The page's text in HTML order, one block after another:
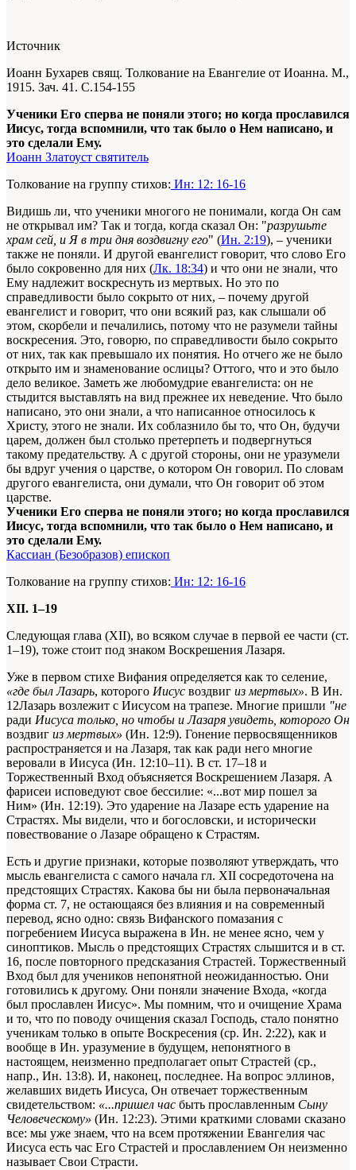
Источник
Иоанн Бухарев свящ. Толкование на Евангелие от Иоанна. М.,
1915. Зач. 41. С.154-155
Ученики Его сперва не поняли этого; но когда прославился
Иисус, тогда вспомнили, что так было о Нем написано, и
это сделали Ему.
Иоанн Златоуст святитель
Толкование на группу стихов: Ин: 12: 16-16
Видишь ли, что ученики многого не понимали, когда Он сам
не открывал им? Так и тогда, когда сказал Он: "разрушьте
храм сей, и Я в три дня воздвигну его" (Ин. 2:19), – ученики
также не поняли. И другой евангелист говорит, что слово Его
было сокровенно для них (Лк. 18:34) и что они не знали, что
Ему надлежит воскреснуть из мертвых. Но это по
справедливости было сокрыто от них, – почему другой
евангелист и говорит, что они всякий раз, как слышали об
этом, скорбели и печалились, потому что не разумели тайны
воскресения. Это, говорю, по справедливости было сокрыто
от них, так как превышало их понятия. Но отчего же не было
открыто им и знаменование ослицы? Оттого, что и это было
дело великое. Заметь же любомудрие евангелиста: он не
стыдится выставлять на вид прежнее их неведение. Что было
написано, это они знали, а что написанное относилось к
Христу, этого не знали. Их соблазнило бы то, что Он, будучи
царем, должен был столько претерпеть и подвергнуться
такому предательству. А с другой стороны, они не уразумели
бы вдруг учения о царстве, о котором Он говорил. По словам
другого евангелиста, они думали, что Он говорит об этом
царстве.
Ученики Его сперва не поняли этого; но когда прославился
Иисус, тогда вспомнили, что так было о Нем написано, и
это сделали Ему.
Кассиан (Безобразов) епископ
Толкование на группу стихов: Ин: 12: 16-16
XII. 1–19
Следующая глава (XII), во всяком случае в первой ее части (ст.
1–19), тоже стоит под знаком Воскрешения Лазаря.
Уже в первом стихе Вифания определяется как то селение,
«где был Лазарь, которого Иисус воздвиг из мертвых». В Ин.
12Лазарь возлежит с Иисусом на трапезе. Многие пришли "не
ради Иисуса только, но чтобы и Лазаря увидеть, которого Он
воздвиг из мертвых» (Ин. 12:9). Гонение первосвященников
распространяется и на Лазаря, так как ради него многие
веровали в Иисуса (Ин. 12:10–11). В ст. 17–18 и
Торжественный Вход объясняется Воскрешением Лазаря. А
фарисеи исповедуют свое бессилие: «...вот мир пошел за
Ним» (Ин. 12:19). Это ударение на Лазаре есть ударение на
Страстях. Мы видели, что и богословски, и исторически
повествование о Лазаре обращено к Страстям.
Есть и другие признаки, которые позволяют утверждать, что
мысль евангелиста с самого начала гл. XII сосредоточена на
предстоящих Страстях. Какова бы ни была первоначальная
форма ст. 7, не остающаяся без влияния и на современный
перевод, ясно одно: связь Вифанского помазания с
погребением Иисуса выражена в Ин. не менее ясно, чем у
синоптиков. Мысль о предстоящих Страстях слышится и в ст.
16, после повторного предсказания Страстей. Торжественный
Вход был для учеников непонятной неожиданностью. Они
готовились к другому. Они поняли значение Входа, «когда
был прославлен Иисус». Мы помним, что и очищение Храма
и то, что по поводу очищения сказал Господь, стало понятно
ученикам только в опыте Воскресения (ср. Ин. 2:22), как и
вообще в Ин. уразумение в будущем, непонятного в
настоящем, неизменно предполагает опыт Страстей (ср.,
напр., Ин. 13:8). И, наконец, последнее. На вопрос эллинов,
желавших видеть Иисуса, Он отвечает торжественным
свидетельством: «...пришел час быть прославленным Сыну
Человеческому» (Ин. 12:23). Этими краткими словами сказано
все: мы уже знаем, что на всем протяжении Евангелия час
Иисуса есть час Его Страстей и прославлением Он неизменно
называет Свои Страсти.